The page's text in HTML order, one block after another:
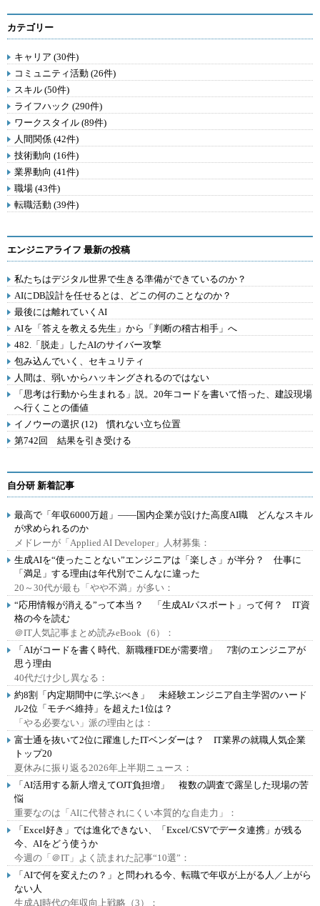
カテゴリー
キャリア (30件)
コミュニティ活動 (26件)
スキル (50件)
ライフハック (290件)
ワークスタイル (89件)
人間関係 (42件)
技術動向 (16件)
業界動向 (41件)
職場 (43件)
転職活動 (39件)
エンジニアライフ 最新の投稿
私たちはデジタル世界で生きる準備ができているのか？
AIにDB設計を任せるとは、どこの何のことなのか？
最後には離れていくAI
AIを「答えを教える先生」から「判断の稽古相手」へ
482.「脱走」したAIのサイバー攻撃
包み込んでいく、セキュリティ
人間は、弱いからハッキングされるのではない
「思考は行動から生まれる」説。20年コードを書いて悟った、建設現場
へ行くことの価値
イノウーの選択 (12) 慣れない立ち位置
第742回 結果を引き受ける
自分研 新着記事
最高で「年収6000万超」――国内企業が設けた高度AI職 どんなスキル
が求められるのか
メドレーが「Applied AI Developer」人材募集：
生成AIを“使ったことない”エンジニアは「楽しさ」が半分？ 仕事に
「満足」する理由は年代別でこんなに違った
20～30代が最も「やや不満」が多い：
“応用情報が消える”って本当？ 「生成AIパスポート」って何？ IT資
格の今を読む
＠IT人気記事まとめ読みeBook（6）：
「AIがコードを書く時代、新職種FDEが需要増」 7割のエンジニアが
思う理由
40代だけ少し異なる：
約8割「内定期間中に学ぶべき」 未経験エンジニア自主学習のハード
ル2位「モチベ維持」を超えた1位は？
「やる必要ない」派の理由とは：
富士通を抜いて2位に躍進したITベンダーは？ IT業界の就職人気企業
トップ20
夏休みに振り返る2026年上半期ニュース：
「AI活用する新人増えてOJT負担増」 複数の調査で露呈した現場の苦
悩
重要なのは「AIに代替されにくい本質的な自走力」：
「Excel好き」では進化できない、「Excel/CSVでデータ連携」が残る
今、AIをどう使うか
今週の「＠IT」よく読まれた記事“10選”：
「AIで何を変えたの？」と問われる今、転職で年収が上がる人／上がら
ない人
生成AI時代の年収向上戦略（3）：